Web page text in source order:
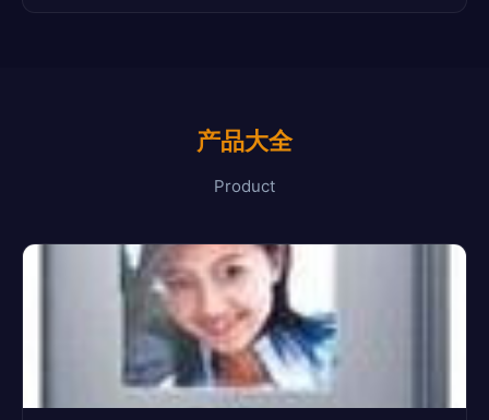
产品大全
Product